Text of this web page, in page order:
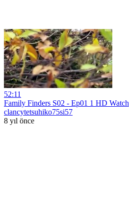
52:11
Family Finders S02 - Ep01 1 HD Watch
clancytetsuhiko75si57
8 yıl önce